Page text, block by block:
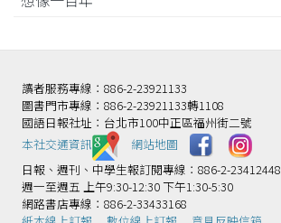
讀者服務專線：886-2-23921133
圖書門市專線：886-2-23921133轉1108
國語日報社址：台北市100中正區福州街二號
本社交通資訊️
網站地圖
日報、週刊、中學生報訂閱專線：886-2-23412448
週一至週五 上午9:30-12:30 下午1:30-5:30
網路書店專線：886-2-33433168